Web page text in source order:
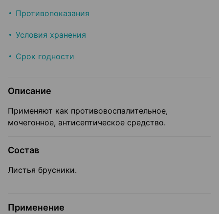
Противопоказания
Условия хранения
Срок годности
Описание
Применяют как противовоспалительное,
мочегонное, антисептическое средство.
Состав
Листья брусники.
Применение